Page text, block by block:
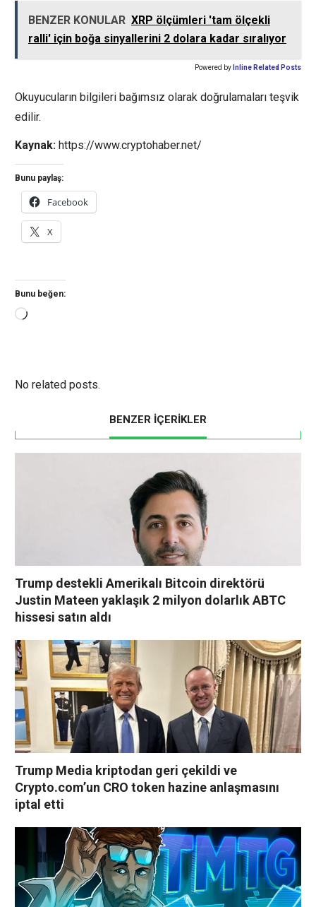
BENZER KONULAR XRP ölçümleri 'tam ölçekli
ralli' için boğa sinyallerini 2 dolara kadar sıralıyor
Powered by Inline Related Posts
Okuyucuların bilgileri bağımsız olarak doğrulamaları teşvik
edilir.
Kaynak: https://www.cryptohaber.net/
Bunu paylaş:
Facebook
X
Bunu beğen:
Yükleniyor...
No related posts.
BENZER İÇERİKLER
Trump destekli Amerikalı Bitcoin direktörü
Justin Mateen yaklaşık 2 milyon dolarlık ABTC
hissesi satın aldı
Trump Media kriptodan geri çekildi ve
Crypto.com’un CRO token hazine anlaşmasını
iptal etti